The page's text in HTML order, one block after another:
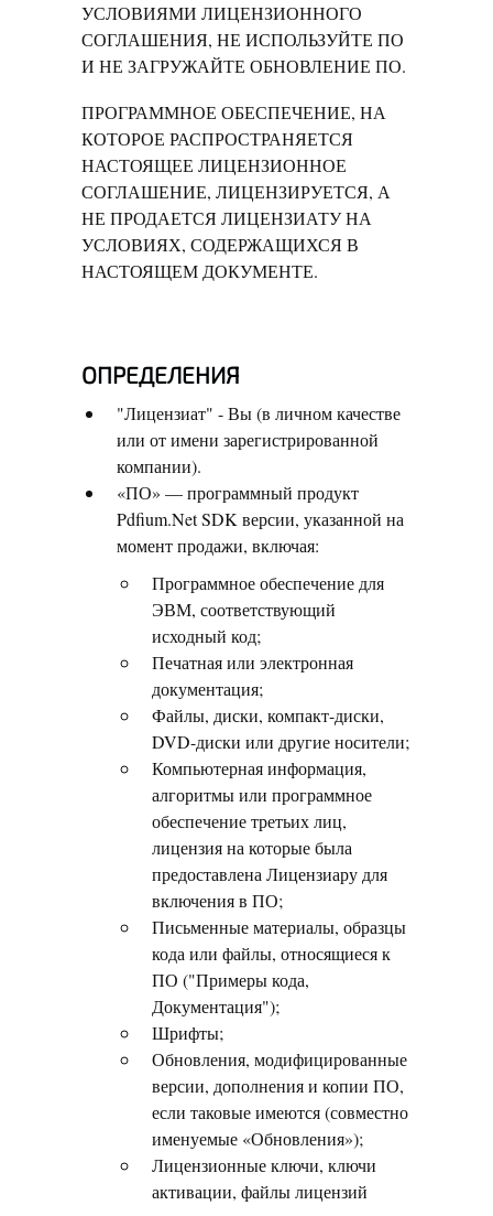
УСЛОВИЯМИ ЛИЦЕНЗИОННОГО
СОГЛАШЕНИЯ, НЕ ИСПОЛЬЗУЙТЕ ПО
И НЕ ЗАГРУЖАЙТЕ ОБНОВЛЕНИЕ ПО.
ПРОГРАММНОЕ ОБЕСПЕЧЕНИЕ, НА
КОТОРОЕ РАСПРОСТРАНЯЕТСЯ
НАСТОЯЩЕЕ ЛИЦЕНЗИОННОЕ
СОГЛАШЕНИЕ, ЛИЦЕНЗИРУЕТСЯ, А
НЕ ПРОДАЕТСЯ ЛИЦЕНЗИАТУ НА
УСЛОВИЯХ, СОДЕРЖАЩИХСЯ В
НАСТОЯЩЕМ ДОКУМЕНТЕ.
ОПРЕДЕЛЕНИЯ
"Лицензиат" - Вы (в личном качестве
или от имени зарегистрированной
компании).
«ПО» — программный продукт
Pdfium.Net SDK версии, указанной на
момент продажи, включая:
Программное обеспечение для
ЭВМ, соответствующий
исходный код;
Печатная или электронная
документация;
Файлы, диски, компакт-диски,
DVD-диски или другие носители;
Компьютерная информация,
алгоритмы или программное
обеспечение третьих лиц,
лицензия на которые была
предоставлена Лицензиару для
включения в ПО;
Письменные материалы, образцы
кода или файлы, относящиеся к
ПО ("Примеры кода,
Документация");
Шрифты;
Обновления, модифицированные
версии, дополнения и копии ПО,
если таковые имеются (совместно
именуемые «Обновления»);
Лицензионные ключи, ключи
активации, файлы лицензий